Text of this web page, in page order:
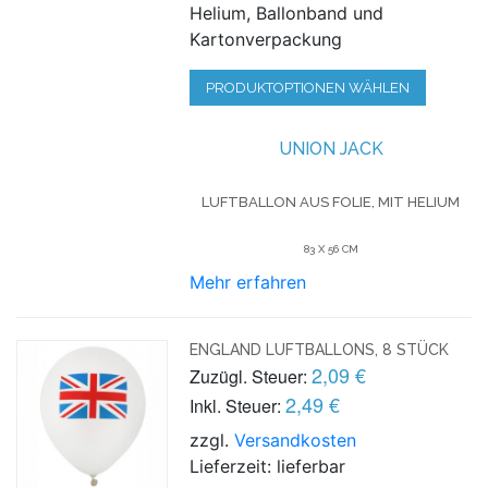
Helium, Ballonband und
Kartonverpackung
PRODUKTOPTIONEN WÄHLEN
UNION JACK
LUFTBALLON AUS FOLIE, MIT HELIUM
83 X 56 CM
Mehr erfahren
ENGLAND LUFTBALLONS, 8 STÜCK
Zuzügl. Steuer: 2,09 €
Inkl. Steuer: 2,49 €
zzgl.Versandkosten
Lieferzeit: lieferbar